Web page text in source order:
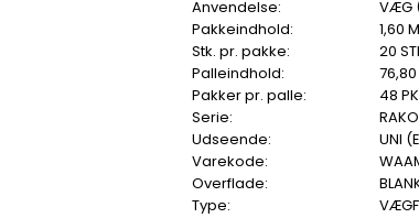
Anvendelse:
VÆG
Pakkeindhold:
1,60
Stk. pr. pakke:
20
Palleindhold:
Pakker pr. palle:
48
Serie:
Udseende:
UNI
Varekode:
Overflade:
Type: